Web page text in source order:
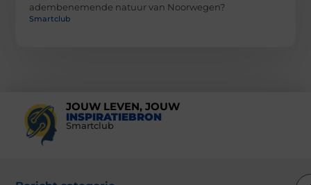
adembenemende natuur van Noorwegen?
Smartclub
JOUW LEVEN, JOUW
INSPIRATIEBRON
Smartclub